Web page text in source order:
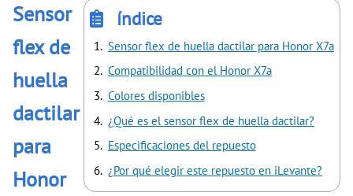
índice
Sensor flex de huella dactilar para Honor X7a
Compatibilidad con el Honor X7a
Colores disponibles
¿Qué es el sensor flex de huella dactilar?
Especificaciones del repuesto
¿Por qué elegir este repuesto en iLevante?
Sensor
flex de
huella
dactilar
para
Honor